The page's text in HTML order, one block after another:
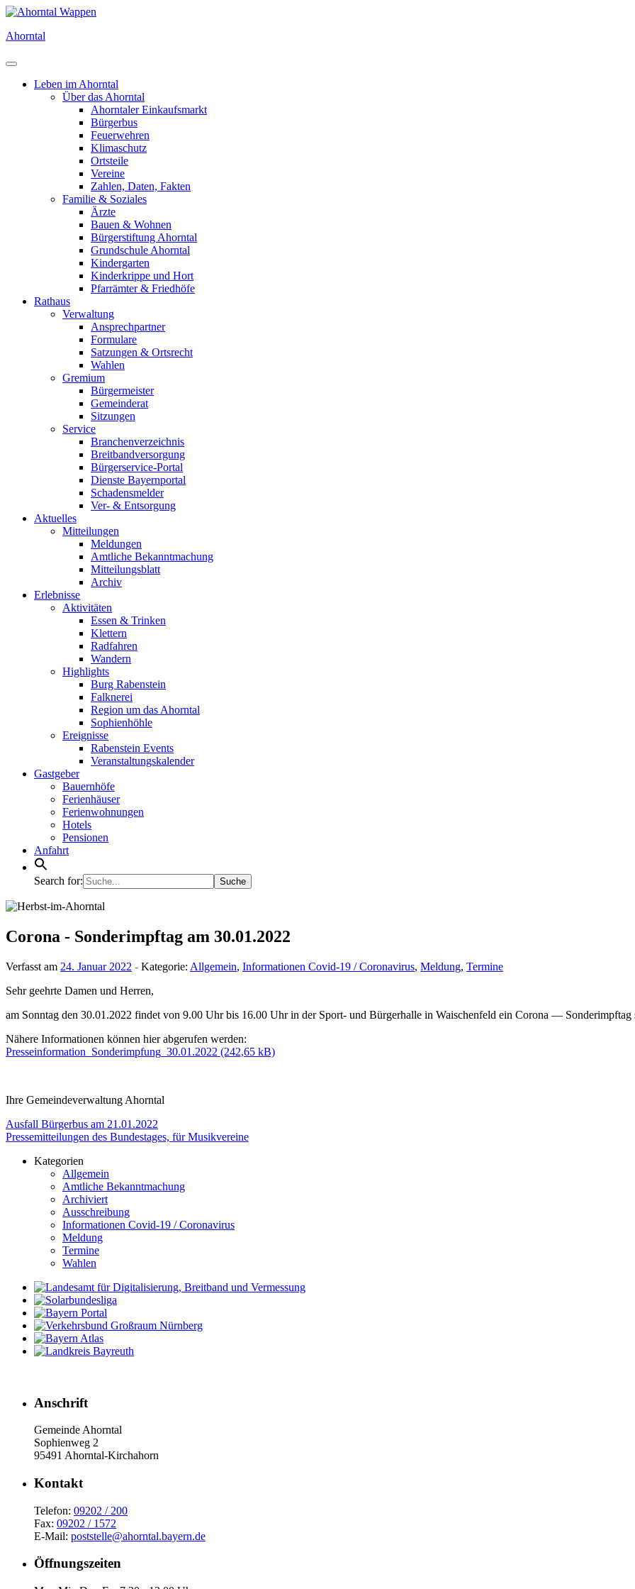
Direkt
Inhalt
Ahorntal
Leben im Ahorntal
Über das Ahorntal
Ahorntaler Einkaufsmarkt
Bürgerbus
Feuerwehren
Klimaschutz
Ortsteile
Vereine
Zahlen, Daten, Fakten
Familie & Soziales
Ärzte
Bauen & Wohnen
Bürgerstiftung Ahorntal
Grundschule Ahorntal
Kindergarten
Kinderkrippe und Hort
Pfarrämter & Friedhöfe
Rathaus
Verwaltung
Ansprechpartner
Formulare
Satzungen & Ortsrecht
Wahlen
Gremium
Bürgermeister
Gemeinderat
Sitzungen
Service
Branchenverzeichnis
Breitbandversorgung
Bürgerservice-Portal
Dienste Bayernportal
Schadensmelder
Ver- & Entsorgung
Aktuelles
Mitteilungen
Meldungen
Amtliche Bekanntmachung
Mitteilungsblatt
Archiv
Erlebnisse
Aktivitäten
Essen & Trinken
Klettern
Radfahren
Wandern
Highlights
Burg Rabenstein
Falknerei
Region um das Ahorntal
Sophienhöhle
Ereignisse
Rabenstein Events
Veranstaltungskalender
Gastgeber
Bauernhöfe
Ferienhäuser
Ferienwohnungen
Hotels
Pensionen
Anfahrt
Search for:
Corona - Sonderimpftag am 30.01.2022
Verfasst am 24. Januar 2022 - Kategorie: Allgemein, Informationen Covid-19 / Coronavirus, Meldung, Termine
Sehr geehrte Damen und Herren,
am Sonntag den 30.01.2022 findet von 9.00 Uhr bis 16.00 Uhr in der Sport- und Bürger­halle in Waischen­feld ein Corona — Sonder­impftag
Nähere Infor­ma­tionen können hier abge­rufen werden:
Presseinformation_Sonderimpfung_30.01.2022
Ihre Gemein­de­ver­wal­tung Ahorntal
Beitragsnavigation
Ausfall Bürgerbus am 21.01.2022
Pressemitteilungen des Bundestages, für Musikvereine
Kategorien
Allgemein
Amtliche Bekanntmachung
Archiviert
Ausschreibung
Informationen Covid-19 / Coronavirus
Meldung
Termine
Wahlen
Anschrift
Gemeinde Ahorntal
Sophienweg 2
95491 Ahorntal-Kirchahorn
Kont­akt
Telefon: 09202 / 200
Fax: 09202 / 1572
E-Mail: poststelle@ahorntal.bayern.de
Öffnungs­zeiten